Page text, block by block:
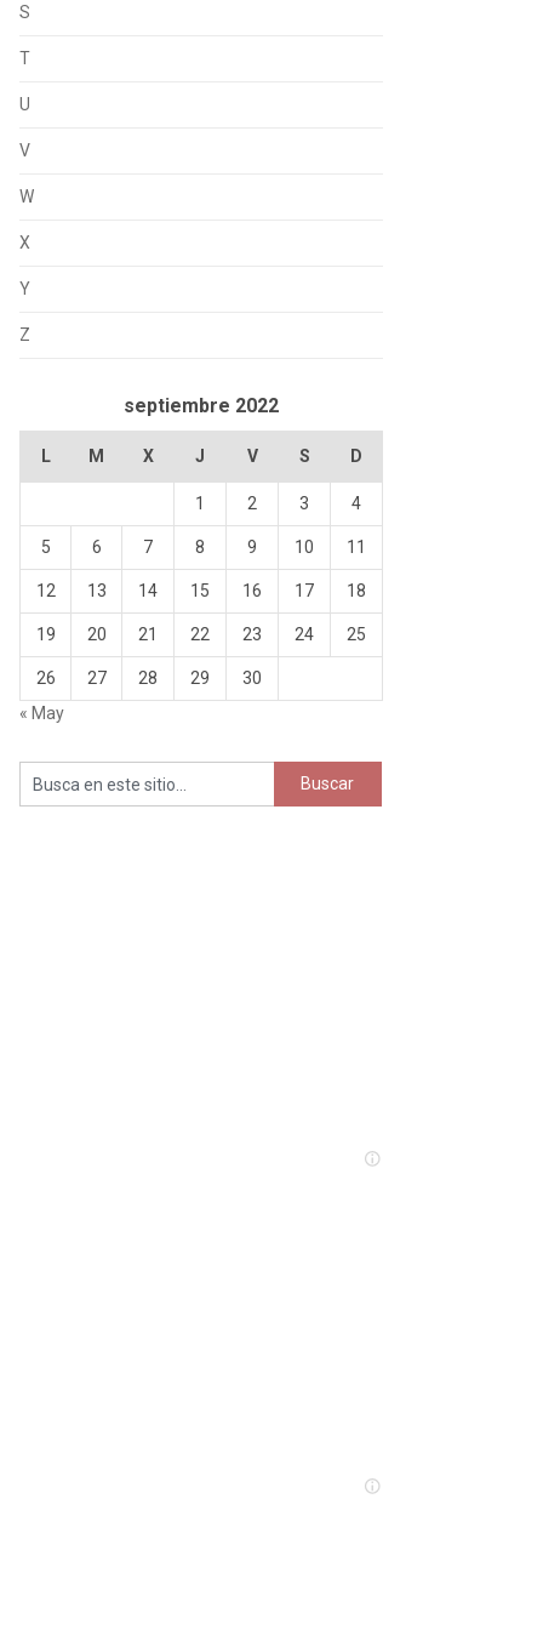
S
T
U
V
W
X
Y
Z
septiembre 2022
L M X J V S D
1 2 3 4
5 6 7 8 9 10 11
12 13 14 15 16 17 18
19 20 21 22 23 24 25
26 27 28 29
30
« May